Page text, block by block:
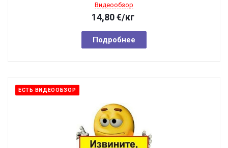
Видеообзор
14,80€/кг
Подробнее
ЕСТЬ ВИДЕООБЗОР